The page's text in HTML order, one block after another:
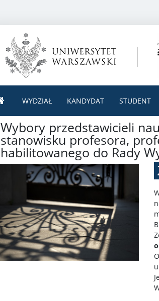
WYDZIAŁ KANDYDAT STUDENT
Wybory przedstawicieli
stanowisku profesora,
habilitowanego do Rady